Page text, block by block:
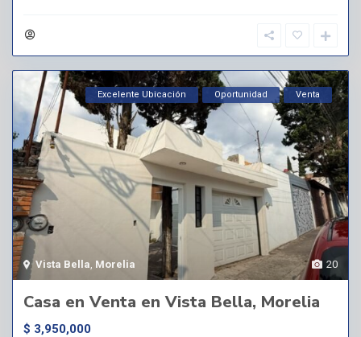
20
Vista Bella Morelia
Excelente Ubicación Oportunidad Venta
Casa en Venta en Vista Bella, Morelia
$ 3,950,000